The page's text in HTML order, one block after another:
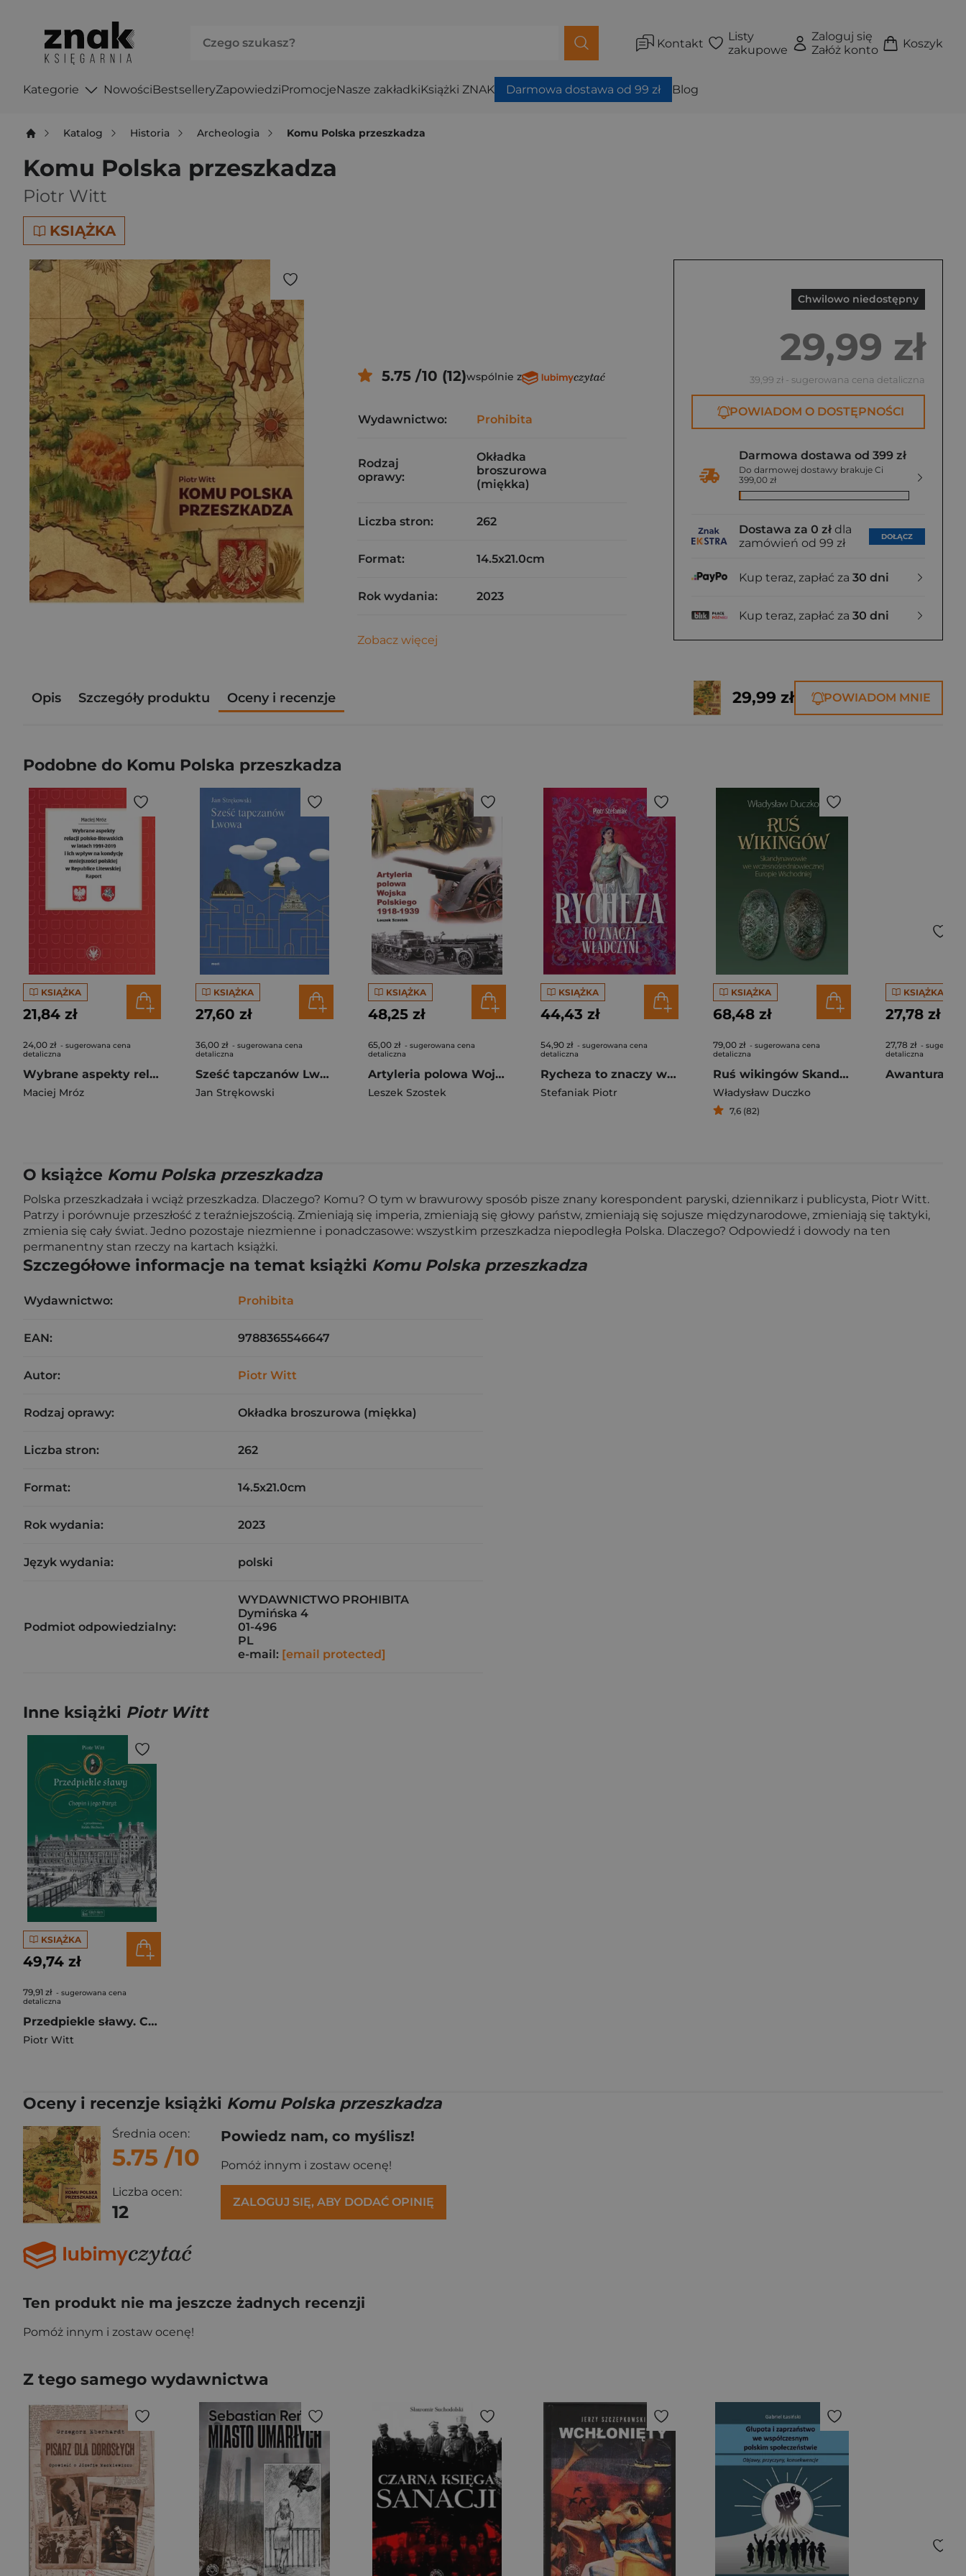
Kontakt
Listy
zakupowe
Zaloguj się
Załóż konto
Koszyk
Kategorie NowościBestselleryZapowiedziPromocjeNasze zakładkiKsiążki ZNAK Darmowa dostawa od 99 zł Blog
Katalog Historia Archeologia Komu Polska przeszkadza
Komu Polska przeszkadza
Piotr Witt
KSIĄŻKA
Chwilowo niedostępny
29,99 zł
39,99 zł - sugerowana cena detaliczna
POWIADOM O DOSTĘPNOŚCI
Darmowa dostawa od 399 zł
Do darmowej dostawy brakuje Ci
399,00 zł
Dostawa za 0 zł dla
zamówień od 99 zł
DOŁĄCZ
Kup teraz, zapłać za 30 dni
Kup teraz, zapłać za 30 dni
5.75 /10 (12)wspólnie z
Wydawnictwo: Prohibita
Rodzaj
oprawy:
Okładka
broszurowa
(miękka)
Liczba stron: 262
Format: 14.5x21.0cm
Rok wydania: 2023
Zobacz więcej
Opis Szczegóły produktu Oceny i recenzje 29,99 zł POWIADOM MNIE
Podobne do Komu Polska przeszkadza
KSIĄŻKA
21,84 zł
24,00 zł - sugerowana cena
detaliczna
Wybrane aspekty relacji polsko-litewskich w latach 1991-2019 i ich wpływ na kondycję mniejszości
Maciej Mróz
KSIĄŻKA
27,60 zł
36,00 zł - sugerowana cena
detaliczna
Sześć tapczanów Lwowa
Jan Strękowski
KSIĄŻKA
48,25 zł
65,00 zł - sugerowana cena
detaliczna
Artyleria polowa Wojska Polskiego 1918-1939
Leszek Szostek
KSIĄŻKA
44,43 zł
54,90 zł - sugerowana cena
detaliczna
Rycheza to znaczy władczyni
Stefaniak Piotr
KSIĄŻKA
68,48 zł
79,00 zł - sugerowana cena
detaliczna
Ruś wikingów Skandynawowie we wczesnośredniowiecznej Europie Wschodniej
Władysław Duczko
7,6 (82)
KSIĄŻKA
27,78 zł
27,78 zł -
detaliczna
O książce Komu Polska przeszkadza
Polska przeszkadzała i wciąż przeszkadza. Dlaczego? Komu? O tym w brawurowy sposób pisze znany korespondent paryski, dziennikarz i publicysta, Piotr Witt.
Patrzy i porównuje przeszłość z teraźniejszością. Zmieniają się imperia, zmieniają się głowy państw, zmieniają się sojusze międzynarodowe, zmieniają się taktyki,
zmienia się cały świat. Jedno pozostaje niezmienne i ponadczasowe: wszystkim przeszkadza niepodległa Polska. Dlaczego? Odpowiedź i dowody na ten
permanentny stan rzeczy na kartach książki.
Szczegółowe informacje na temat książki Komu Polska przeszkadza
Wydawnictwo: Prohibita
EAN: 9788365546647
Autor: Piotr Witt
Rodzaj oprawy: Okładka broszurowa (miękka)
Liczba stron: 262
Format: 14.5x21.0cm
Rok wydania: 2023
Język wydania: polski
Podmiot odpowiedzialny:
WYDAWNICTWO PROHIBITA
Dymińska 4
01-496
PL
e-mail: [email protected]
Inne książki Piotr Witt
KSIĄŻKA
49,74 zł
79,91 zł - sugerowana cena
detaliczna
Przedpiekle sławy. Chopin i jego Paryż wyd. 3
Piotr Witt
Oceny i recenzje książki Komu Polska przeszkadza
Średnia ocen:
5.75 /10
Liczba ocen:
12
Powiedz nam, co myślisz!
Pomóż innym i zostaw ocenę!
ZALOGUJ SIĘ, ABY DODAĆ OPINIĘ
Ten produkt nie ma jeszcze żadnych recenzji
Pomóż innym i zostaw ocenę!
Z tego samego wydawnictwa